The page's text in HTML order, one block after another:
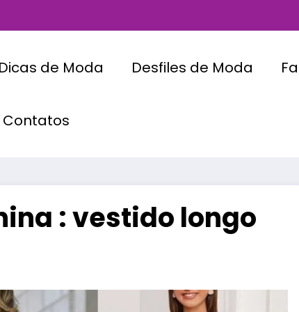
Dicas de Moda Desfiles de Moda
Contatos
: vestido longo